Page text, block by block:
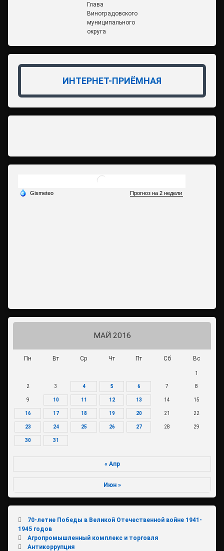
Глава
Виноградовского
муниципального
округа
ИНТЕРНЕТ-ПРИЁМНАЯ
МАЙ 2016
Пн Вт Ср Чт Пт Сб Вс
1
2 3 4 5 6 7 8
9 10 11 12 13 14 15
16 17 18 19 20 21 22
23 24 25 26 27 28 29
30 31
« Апр
Июн »
70-летие Победы в Великой Отечественной войне 1941-
1945 годов
Агропромышленный комплекс и торговля
Антикоррупция